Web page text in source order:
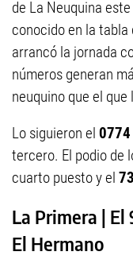
de La Neuquina
conocido en la
arrancó la jornada
números generan
neuquino que el
Lo siguieron el 0774
tercero. El podio de
cuarto puesto y el
La Primera |
El Hermano